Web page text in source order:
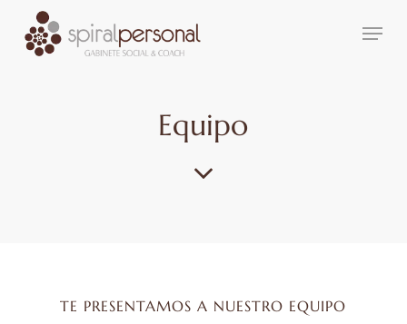
main
Menu
Equipo
TE PRESENTAMOS A NUESTRO EQUIPO